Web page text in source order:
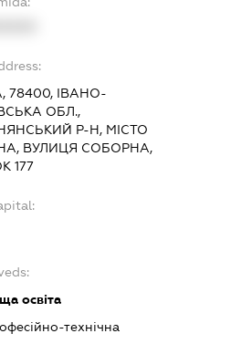
78400, ІВАНО-
ОБЛ.,
Р-Н, МІСТО
ВУЛИЦЯ СОБОРНА,
177
освіта
технічна